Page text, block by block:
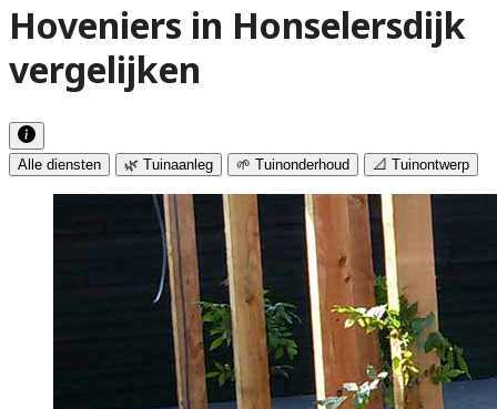
Hoveniers in Honselersdijk
vergelijken
Alle diensten 🌿 Tuinaanleg 🌱 Tuinonderhoud 📐 Tuinontwerp